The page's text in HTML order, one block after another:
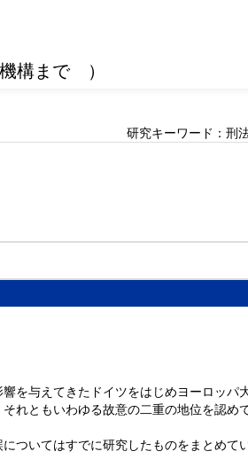
構まで ）
研究キーワード：
を与えてきたドイツをはじめヨーロッパ
れともいわゆる故意の二重の地位を認め
ついてはすでに研究したものをまとめて